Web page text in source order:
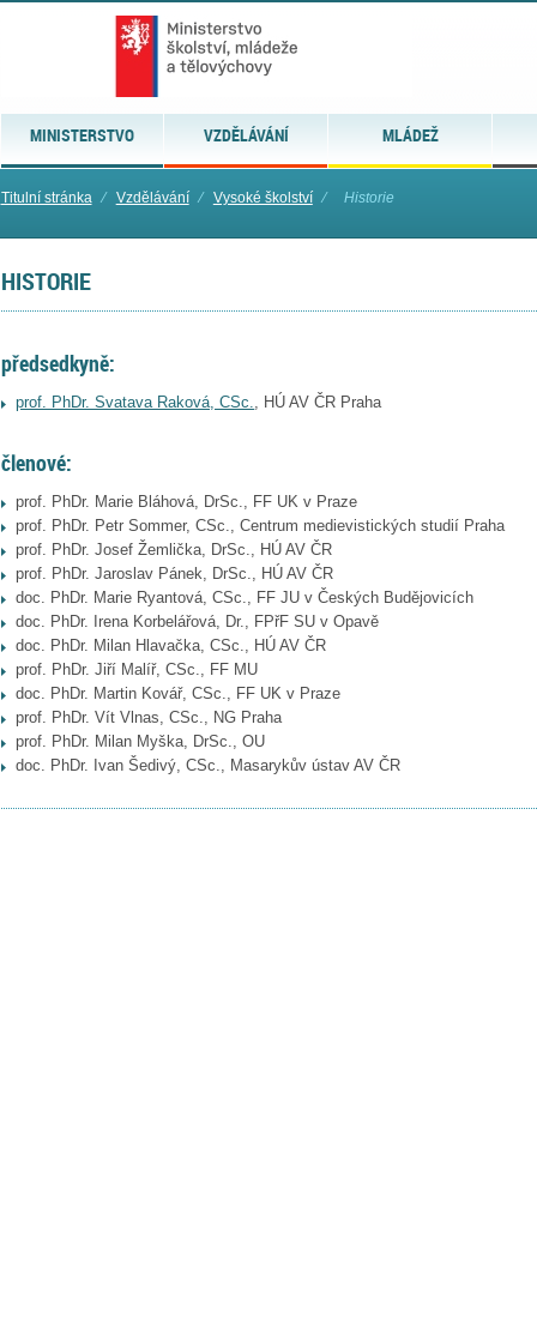
MINISTERSTVO VZDĚLÁVÁNÍ MLÁDEŽ
Titulní stránka ⁄ Vzdělávání ⁄ Vysoké školství ⁄ Historie
HISTORIE
předsedkyně:
prof. PhDr. Svatava Raková, CSc., HÚ AV ČR Praha
členové:
prof. PhDr. Marie Bláhová, DrSc., FF UK v Praze
prof. PhDr. Petr Sommer, CSc., Centrum medievistických studií Praha
prof. PhDr. Josef Žemlička, DrSc., HÚ AV ČR
prof. PhDr. Jaroslav Pánek, DrSc., HÚ AV ČR
doc. PhDr. Marie Ryantová, CSc., FF JU v Českých Budějovicích
doc. PhDr. Irena Korbelářová, Dr., FPřF SU v Opavě
doc. PhDr. Milan Hlavačka, CSc., HÚ AV ČR
prof. PhDr. Jiří Malíř, CSc., FF MU
doc. PhDr. Martin Kovář, CSc., FF UK v Praze
prof. PhDr. Vít Vlnas, CSc., NG Praha
prof. PhDr. Milan Myška, DrSc., OU
doc. PhDr. Ivan Šedivý, CSc., Masarykův ústav AV ČR